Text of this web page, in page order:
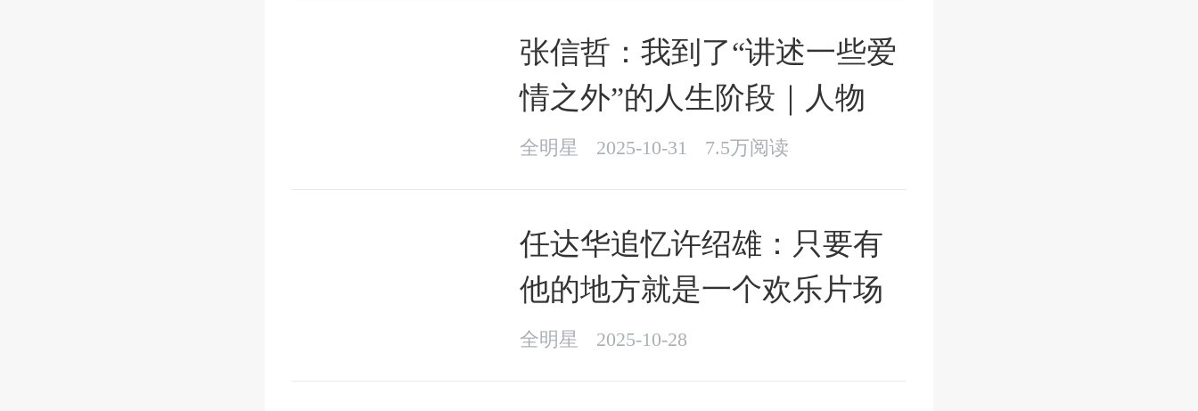
张信哲：我到了“讲述一些爱
情之外”的人生阶段｜人物
全明星 2025-10-31 7.5万阅读
任达华追忆许绍雄：只要有
他的地方就是一个欢乐片场
全明星 2025-10-28